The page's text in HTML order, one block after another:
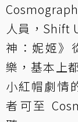
人員，Shift
神：妮姬》
樂，基本上
小紅帽劇情
者可至